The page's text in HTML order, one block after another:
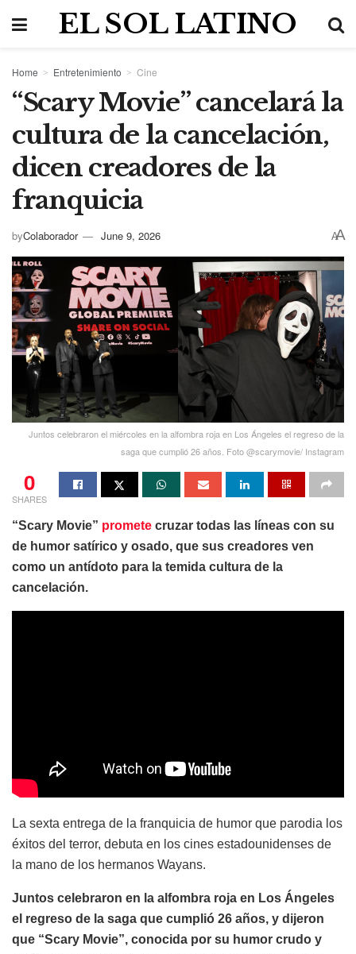
EL SOL LATINO
Home Entretenimiento Cine
“Scary Movie” cancelará la
cultura de la cancelación,
dicen creadores de la
franquicia
byColaborador June 9, 2026 AA
Juntos celebraron el miércoles en la alfombra roja en Los Ángeles el regreso de la
saga que cumplió 26 años. Foto @scarymovie/ Instagram
0
SHARES
“Scary Movie” promete cruzar todas las líneas con su
de humor satírico y osado, que sus creadores ven
como un antídoto para la temida cultura de la
cancelación.
La sexta entrega de la franquicia de humor que parodia los
éxitos del terror, debuta en los cines estadounidenses de
la mano de los hermanos Wayans.
Juntos celebraron en la alfombra roja en Los Ángeles
el regreso de la saga que cumplió 26 años, y dijeron
que “Scary Movie”, conocida por su humor crudo y